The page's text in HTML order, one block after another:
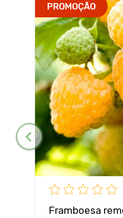
PROMOÇÃO
Framboesa